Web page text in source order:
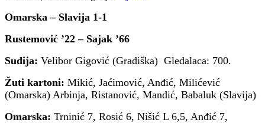
Omarska – Slavija 1-1
Rustemović ’22 – Sajak ’66
Sudija: Velibor Gigović (Gradiška) Gledalaca: 700.
Žuti kartoni: Mikić, Jaćimović, Anđić, Milićević
(Omarska) Arbinja, Ristanović, Mandić, Babaluk (Slavija)
Omarska: Trninić 7, Rosić 6, Nišić L 6,5, Anđić 7,